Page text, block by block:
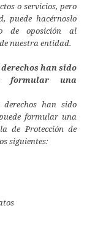
o servicios, pero
puede hacérnoslo
de oposición al
nuestra entidad.
derechos han sido
formular una
han sido
formular una
de Protección de
siguientes: